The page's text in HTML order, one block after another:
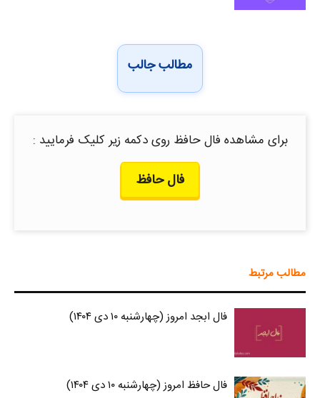
مطالب جالب
برای مشاهده فال حافظ روی دکمه زیر کلیک فرمایید :
فال حافظ
مطالب مرتبط
فال ابجد امروز (چهارشنبه ۱۰ دی ۱۴۰۴)
فال حافظ امروز (چهارشنبه ۱۰ دی ۱۴۰۴)